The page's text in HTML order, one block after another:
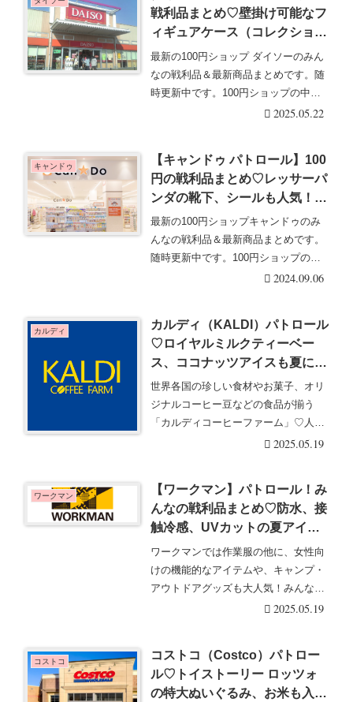
戦利品まとめ♡壁掛け可能なフ
ィギュアケース（コレクション
ボックス）も人気！2025/5/22
更新
最新の100円ショップ ダイソーのみん
なの戦利品＆最新商品まとめです。随
時更新中です。100円ショップの中で
も品揃えが豊・・・続きを読む2025.05.22
キャンドゥ
【キャンドゥ パトロール】100
円の戦利品まとめ♡レッサーパ
ンダの靴下、シールも人気！
9/2更新
最新の100円ショップキャンドゥのみ
んなの戦利品＆最新商品まとめです。
随時更新中です。100円ショップの中
でも品揃えが豊・・・続きを読む
2024.09.06
カルディ
カルディ（KALDI）パトロール
♡ロイヤルミルクティーベー
ス、ココナッツアイスも夏にオ
ススメ！2025/5/19更新
世界各国の珍しい食材やお菓子、オリ
ジナルコーヒー豆などの食品が揃う
「カルディコーヒーファーム」♡人気
商品は口コミで売り切・・・続きを読
2025.05.19
ワークマン
【ワークマン】パトロール！み
んなの戦利品まとめ♡防水、接
触冷感、UVカットの夏アイテ
ムも大人気！2025/5/19更新
ワークマンでは作業服の他に、女性向
けの機能的なアイテムや、キャンプ・
アウトドアグッズも大人気！みんなの
戦利品を毎日更新し・・・続きを読む
2025.05.19
コストコ
コストコ（Costco）パトロー
ル♡トイストーリー ロッツォ
の特大ぬいぐるみ、お米も入荷